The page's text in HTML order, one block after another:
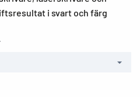
i svart och färg